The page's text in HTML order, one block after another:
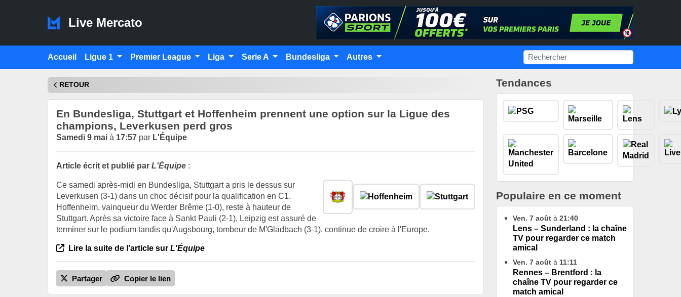
Live Mercato
Accueil Ligue 1 Premier League Liga Serie A Bundesliga Autres
RETOUR
En Bundesliga, Stuttgart et Hoffenheim prennent une option sur la Ligue des
champions, Leverkusen perd gros
Samedi 9 mai à 17:57 par L'Équipe
Article écrit et publié par L'Équipe :
Ce samedi après-midi en Bundesliga, Stuttgart a pris le dessus sur
Leverkusen (3-1) dans un choc décisif pour la qualification en C1.
Hoffenheim, vainqueur du Werder Brême (1-0), reste à hauteur de
Stuttgart. Après sa victoire face à Sankt Pauli (2-1), Leipzig est assuré de
terminer sur le podium tandis qu'Augsbourg, tombeur de M'Gladbach (3-1), continue de croire à l'Europe.
Lire la suite de l'article sur L'Équipe
Partager Copier le lien
Tendances
Populaire en ce moment
Ven. 7 août à 21:40
Lens – Sunderland : la chaîne
TV pour regarder ce match
amical
Ven. 7 août à 11:11
Rennes – Brentford : la
chaîne TV pour regarder ce
match amical